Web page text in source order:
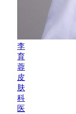
李
育
蓉
皮
肤
科
医